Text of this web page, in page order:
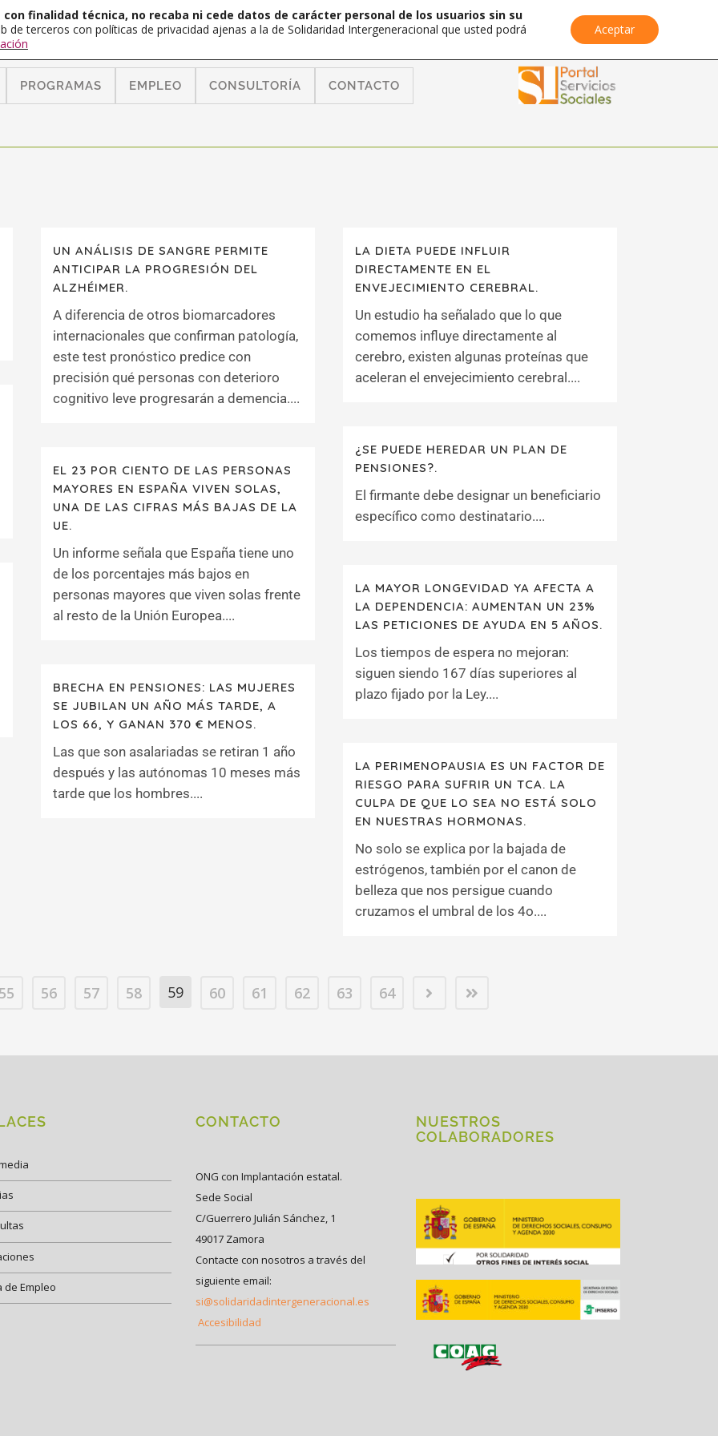
PROGRAMAS EMPLEO CONSULTORÍA CONTACTO
UN ANÁLISIS DE SANGRE PERMITE
ANTICIPAR LA PROGRESIÓN DEL
ALZHÉIMER.
A diferencia de otros biomarcadores
internacionales que confirman patología,
este test pronóstico predice con
precisión qué personas con deterioro
cognitivo leve progresarán a demencia....
LA DIETA PUEDE INFLUIR
DIRECTAMENTE EN EL
ENVEJECIMIENTO CEREBRAL.
Un estudio ha señalado que lo que
comemos influye directamente al
cerebro, existen algunas proteínas que
aceleran el envejecimiento cerebral....
¿SE PUEDE HEREDAR UN PLAN DE
PENSIONES?.
El firmante debe designar un beneficiario
específico como destinatario....
EL 23 POR CIENTO DE LAS PERSONAS
MAYORES EN ESPAÑA VIVEN SOLAS,
UNA DE LAS CIFRAS MÁS BAJAS DE LA
UE.
Un informe señala que España tiene uno
de los porcentajes más bajos en
personas mayores que viven solas frente
al resto de la Unión Europea....
LA MAYOR LONGEVIDAD YA AFECTA A
LA DEPENDENCIA: AUMENTAN UN 23%
LAS PETICIONES DE AYUDA EN 5 AÑOS.
Los tiempos de espera no mejoran:
siguen siendo 167 días superiores al
plazo fijado por la Ley....
BRECHA EN PENSIONES: LAS MUJERES
SE JUBILAN UN AÑO MÁS TARDE, A
LOS 66, Y GANAN 370 € MENOS.
Las que son asalariadas se retiran 1 año
después y las autónomas 10 meses más
tarde que los hombres....
LA PERIMENOPAUSIA ES UN FACTOR DE
RIESGO PARA SUFRIR UN TCA. LA
CULPA DE QUE LO SEA NO ESTÁ SOLO
EN NUESTRAS HORMONAS.
No solo se explica por la bajada de
estrógenos, también por el canon de
belleza que nos persigue cuando
cruzamos el umbral de los 4o....
56 57 58 59 60 61 62 63 64
de Empleo
CONTACTO
ONG con Implantación estatal.
Sede Social
C/Guerrero Julián Sánchez, 1
49017 Zamora
Contacte con nosotros a través del
siguiente email:
si@solidaridadintergeneracional.es
Accesibilidad
NUESTROS
COLABORADORES
finalidad técnica, no recaba ni cede datos de carácter personal de los usuarios sin su
de terceros con políticas de privacidad ajenas a la de Solidaridad Intergeneracional que usted podrá
Aceptar